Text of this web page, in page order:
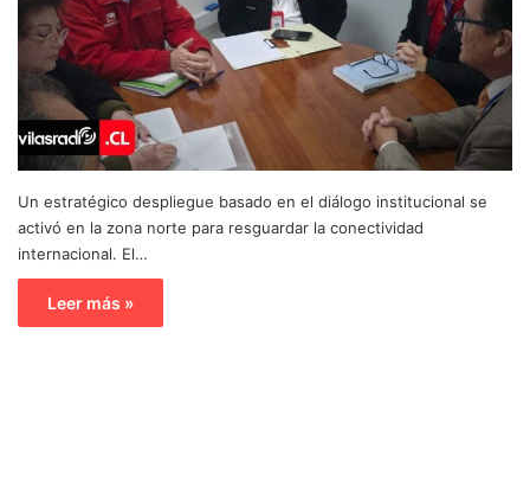
Un estratégico despliegue basado en el diálogo institucional se
activó en la zona norte para resguardar la conectividad
internacional. El…
Leer más »